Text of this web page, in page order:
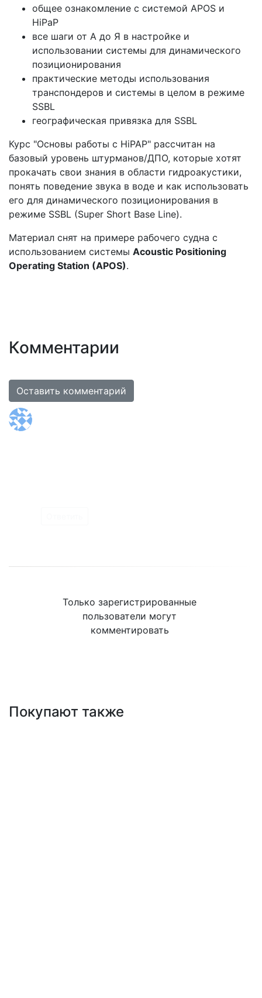
общее ознакомление с системой APOS и
HiPaP
все шаги от А до Я в настройке и
использовании системы для динамического
позиционирования
практические методы использования
транспондеров и системы в целом в режиме
SSBL
географическая привязка для SSBL
Курс "Основы работы с HiPAP" рассчитан на
базовый уровень штурманов/ДПО, которые хотят
прокачать свои знания в области гидроакустики,
понять поведение звука в воде и как использовать
его для динамического позиционирования в
режиме SSBL (Super Short Base Line).
Материал снят на примере рабочего судна с
использованием системы Acoustic Positioning
Operating Station (APOS).
Комментарии
Оставить комментарий
Только зарегистрированные
пользователи могут
комментировать
Покупают также